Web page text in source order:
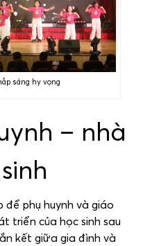
sáng hy vọng
– nhà
để phụ huynh và giáo
triển của học sinh sau
kết giữa gia đình và